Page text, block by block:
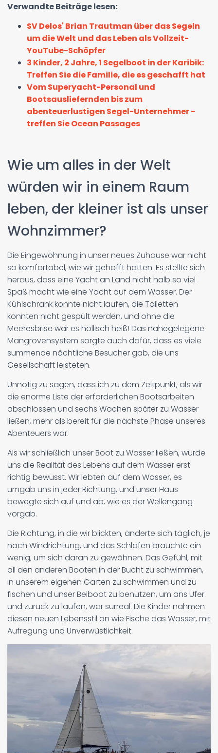
Verwandte Beiträge lesen:
SV Delos' Brian Trautman über das Segeln
um die Welt und das Leben als Vollzeit-
YouTube-Schöpfer
3 Kinder, 2 Jahre, 1 Segelboot in der Karibik:
Treffen Sie die Familie, die es geschafft hat
Vom Superyacht-Personal und
Bootsausliefernden bis zum
abenteuerlustigen Segel-Unternehmer -
treffen Sie Ocean Passages
Wie um alles in der Welt
würden wir in einem Raum
leben, der kleiner ist als unser
Wohnzimmer?
Die Eingewöhnung in unser neues Zuhause war nicht
so komfortabel, wie wir gehofft hatten. Es stellte sich
heraus, dass eine Yacht an Land nicht halb so viel
Spaß macht wie eine Yacht auf dem Wasser. Der
Kühlschrank konnte nicht laufen, die Toiletten
konnten nicht gespült werden, und ohne die
Meeresbrise war es höllisch heiß! Das nahegelegene
Mangrovensystem sorgte auch dafür, dass es viele
summende nächtliche Besucher gab, die uns
Gesellschaft leisteten.
Unnötig zu sagen, dass ich zu dem Zeitpunkt, als wir
die enorme Liste der erforderlichen Bootsarbeiten
abschlossen und sechs Wochen später zu Wasser
ließen, mehr als bereit für die nächste Phase unseres
Abenteuers war.
Als wir schließlich unser Boot zu Wasser ließen, wurde
uns die Realität des Lebens auf dem Wasser erst
richtig bewusst. Wir lebten auf dem Wasser, es
umgab uns in jeder Richtung, und unser Haus
bewegte sich auf und ab, wie es der Wellengang
vorgab.
Die Richtung, in die wir blickten, änderte sich täglich, je
nach Windrichtung, und das Schlafen brauchte ein
wenig, um sich daran zu gewöhnen. Das Gefühl, mit
all den anderen Booten in der Bucht zu schwimmen,
in unserem eigenen Garten zu schwimmen und zu
fischen und unser Beiboot zu benutzen, um ans Ufer
und zurück zu laufen, war surreal. Die Kinder nahmen
diesen neuen Lebensstil an wie Fische das Wasser, mit
Aufregung und Unverwüstlichkeit.